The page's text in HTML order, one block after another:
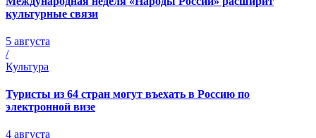
культурные связи
5 августа
/
Культура
Туристы из 64 стран могут въехать в Россию по
электронной визе
4 августа